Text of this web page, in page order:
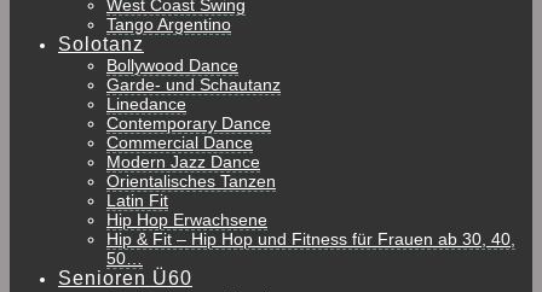
West Coast Swing
Tango Argentino
Solotanz
Bollywood Dance
Garde- und Schautanz
Linedance
Contemporary Dance
Commercial Dance
Modern Jazz Dance
Orientalisches Tanzen
Latin Fit
Hip Hop Erwachsene
Hip & Fit – Hip Hop und Fitness für Frauen ab 30, 40,
50…
Senioren Ü60